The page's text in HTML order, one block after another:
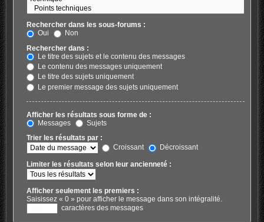
Rechercher dans les sous-forums :
Oui
Non
Rechercher dans :
Le titre des sujets et le contenu des messages
Le contenu des messages uniquement
Le titre des sujets uniquement
Le premier message des sujets uniquement
Afficher les résultats sous forme de :
Messages
Sujets
Trier les résultats par :
Croissant
Décroissant
Limiter les résultats selon leur ancienneté :
Afficher seulement les premiers :
Saisissez « 0 » pour afficher le message dans son intégralité.
caractères des messages